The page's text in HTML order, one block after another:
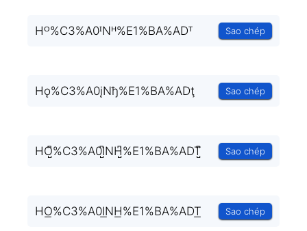
Hᴼ%C3%A0ᴵNᴴ%E1%BA%ADᵀ Sao chép
Hǫ%C3%A0įNђ%E1%BA%ADţ Sao chép
HO̺͆%C3%A0I̺͆NH̺͆%E1%BA%ADT̺͆ Sao chép
HO͟%C3%A0I͟NH͟%E1%BA%ADT͟ Sao chép